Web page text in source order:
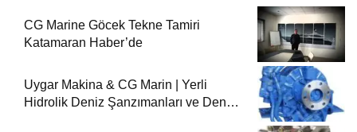
CG Marine Göcek Tekne Tamiri
Katamaran Haber’de
Uygar Makina & CG Marin | Yerli
Hidrolik Deniz Şanzımanları ve Deniz